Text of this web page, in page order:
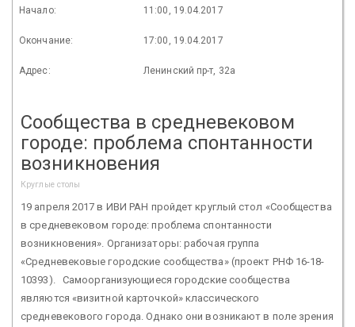
Начало: 11:00, 19.04.2017
Окончание: 17:00, 19.04.2017
Адрес: Ленинский пр-т, 32а
Сообщества в средневековом
городе: проблема спонтанности
возникновения
Круглые столы
19 апреля 2017 в ИВИ РАН пройдет круглый стол «Сообщества
в средневековом городе: проблема спонтанности
возникновения». Организаторы: рабочая группа
«Средневековые городские сообщества» (проект РНФ 16-18-
10393). Самоорганизующиеся городские сообщества
являются «визитной карточкой» классического
средневекового города. Однако они возникают в поле зрения